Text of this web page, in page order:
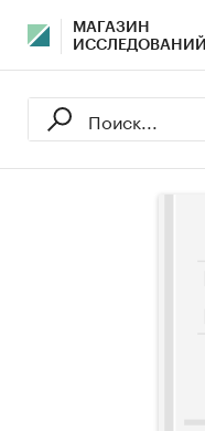
МАГАЗИН
ИССЛЕДОВАНИЙ